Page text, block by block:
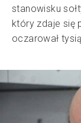
stanowisku
który zdaje się
oczarował